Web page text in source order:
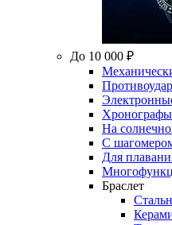
До 10 000 ₽
Хронографы
На
С
Для
Браслет